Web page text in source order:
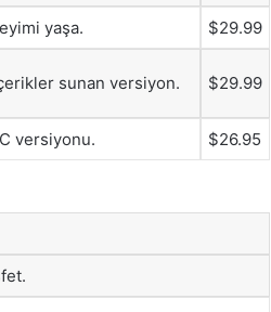
yaşa. $29.99
sunan versiyon. $29.99
versiyonu. $26.95